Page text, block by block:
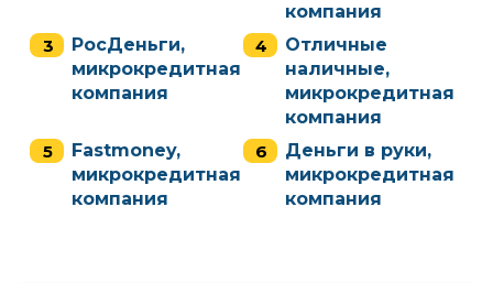
компания
РосДеньги,
микрокредитная
компания
Отличные
наличные,
микрокредитная
компания
Fastmoney,
микрокредитная
компания
Деньги в руки,
микрокредитная
компания